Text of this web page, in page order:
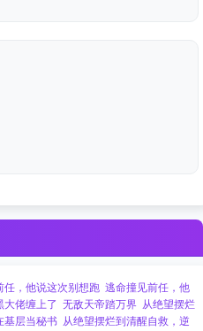
任，他说这次别想跑 逃命撞见前任，他
大佬缠上了 无敌天帝踏万界 从绝望摆烂
基层当秘书 从绝望摆烂到清醒自救，逆